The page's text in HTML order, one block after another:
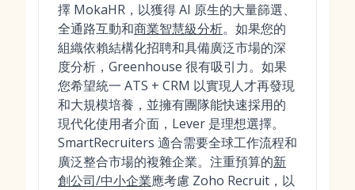
擇 MokaHR，以獲得 AI 原生的大量篩選、
全通路互動和商業智慧級分析。如果您的
組織依賴結構化招聘和具備廣泛市場的深
度分析，Greenhouse 很有吸引力。如果
您希望統一 ATS + CRM 以實現人才再發現
和大規模培養，並擁有團隊能快速採用的
現代化使用者介面，Lever 是理想選擇。
SmartRecruiters 適合需要全球工作流程和
廣泛整合市場的複雜企業。注重預算的新
創公司/中小企業應考慮 Zoho Recruit，以